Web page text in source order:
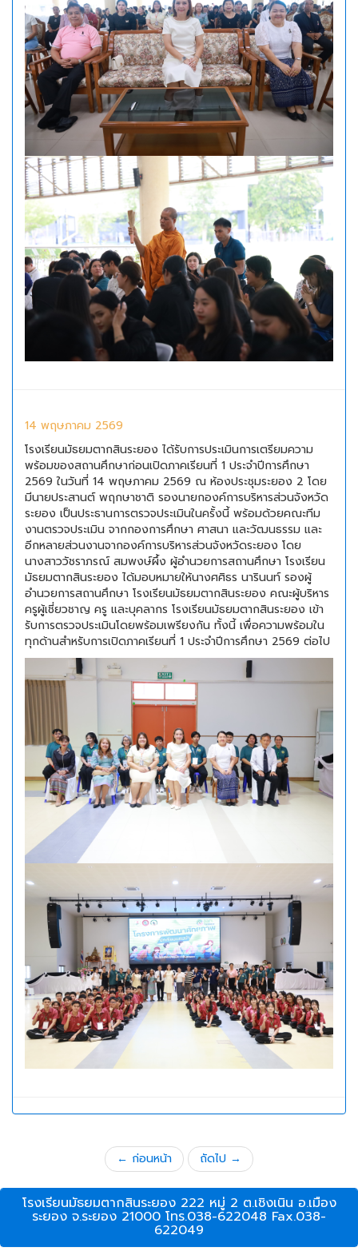
14 พฤษภาคม 2569
โรงเรียนมัธยมตากสินระยอง ได้รับการประเมินการเตรียมความ
พร้อมของสถานศึกษาก่อนเปิดภาคเรียนที่ 1 ประจำปีการศึกษา
2569 ในวันที่ 14 พฤษภาคม 2569 ณ ห้องประชุมระยอง 2 โดย
มีนายประสานต์ พฤกษาชาติ รองนายกองค์การบริหารส่วนจังหวัด
ระยอง เป็นประธานการตรวจประเมินในครั้งนี้ พร้อมด้วยคณะทีม
งานตรวจประเมิน จากกองการศึกษา ศาสนา และวัฒนธรรม และ
อีกหลายส่วนงานจากองค์การบริหารส่วนจังหวัดระยอง โดย
นางสาววัชราภรณ์ สมพงษ์ผึ้ง ผู้อำนวยการสถานศึกษา โรงเรียน
มัธยมตากสินระยอง ได้มอบหมายให้นางศศิธร นารินนท์ รองผู้
อำนวยการสถานศึกษา โรงเรียนมัธยมตากสินระยอง คณะผู้บริหาร
ครูผู้เชี่ยวชาญ ครู และบุคลากร โรงเรียนมัธยมตากสินระยอง เข้า
รับการตรวจประเมินโดยพร้อมเพรียงกัน ทั้งนี้ เพื่อความพร้อมใน
ทุกด้านสำหรับการเปิดภาคเรียนที่ 1 ประจำปีการศึกษา 2569 ต่อไป
← ก่อนหน้า ถัดไป →
โรงเรียนมัธยมตากสินระยอง 222 หมู่ 2 ต.เชิงเนิน อ.เมือง
ระยอง จ.ระยอง 21000 โทร.038-622048 Fax.038-
622049